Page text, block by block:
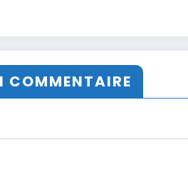
COMMENTAIRE